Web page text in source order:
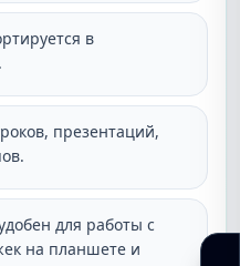
в
презентаций,
для работы с
на планшете и